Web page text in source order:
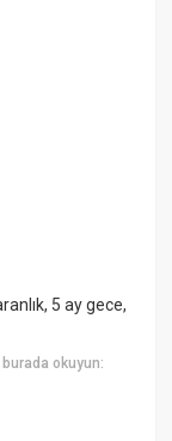
5 ay gece,
burada okuyun: